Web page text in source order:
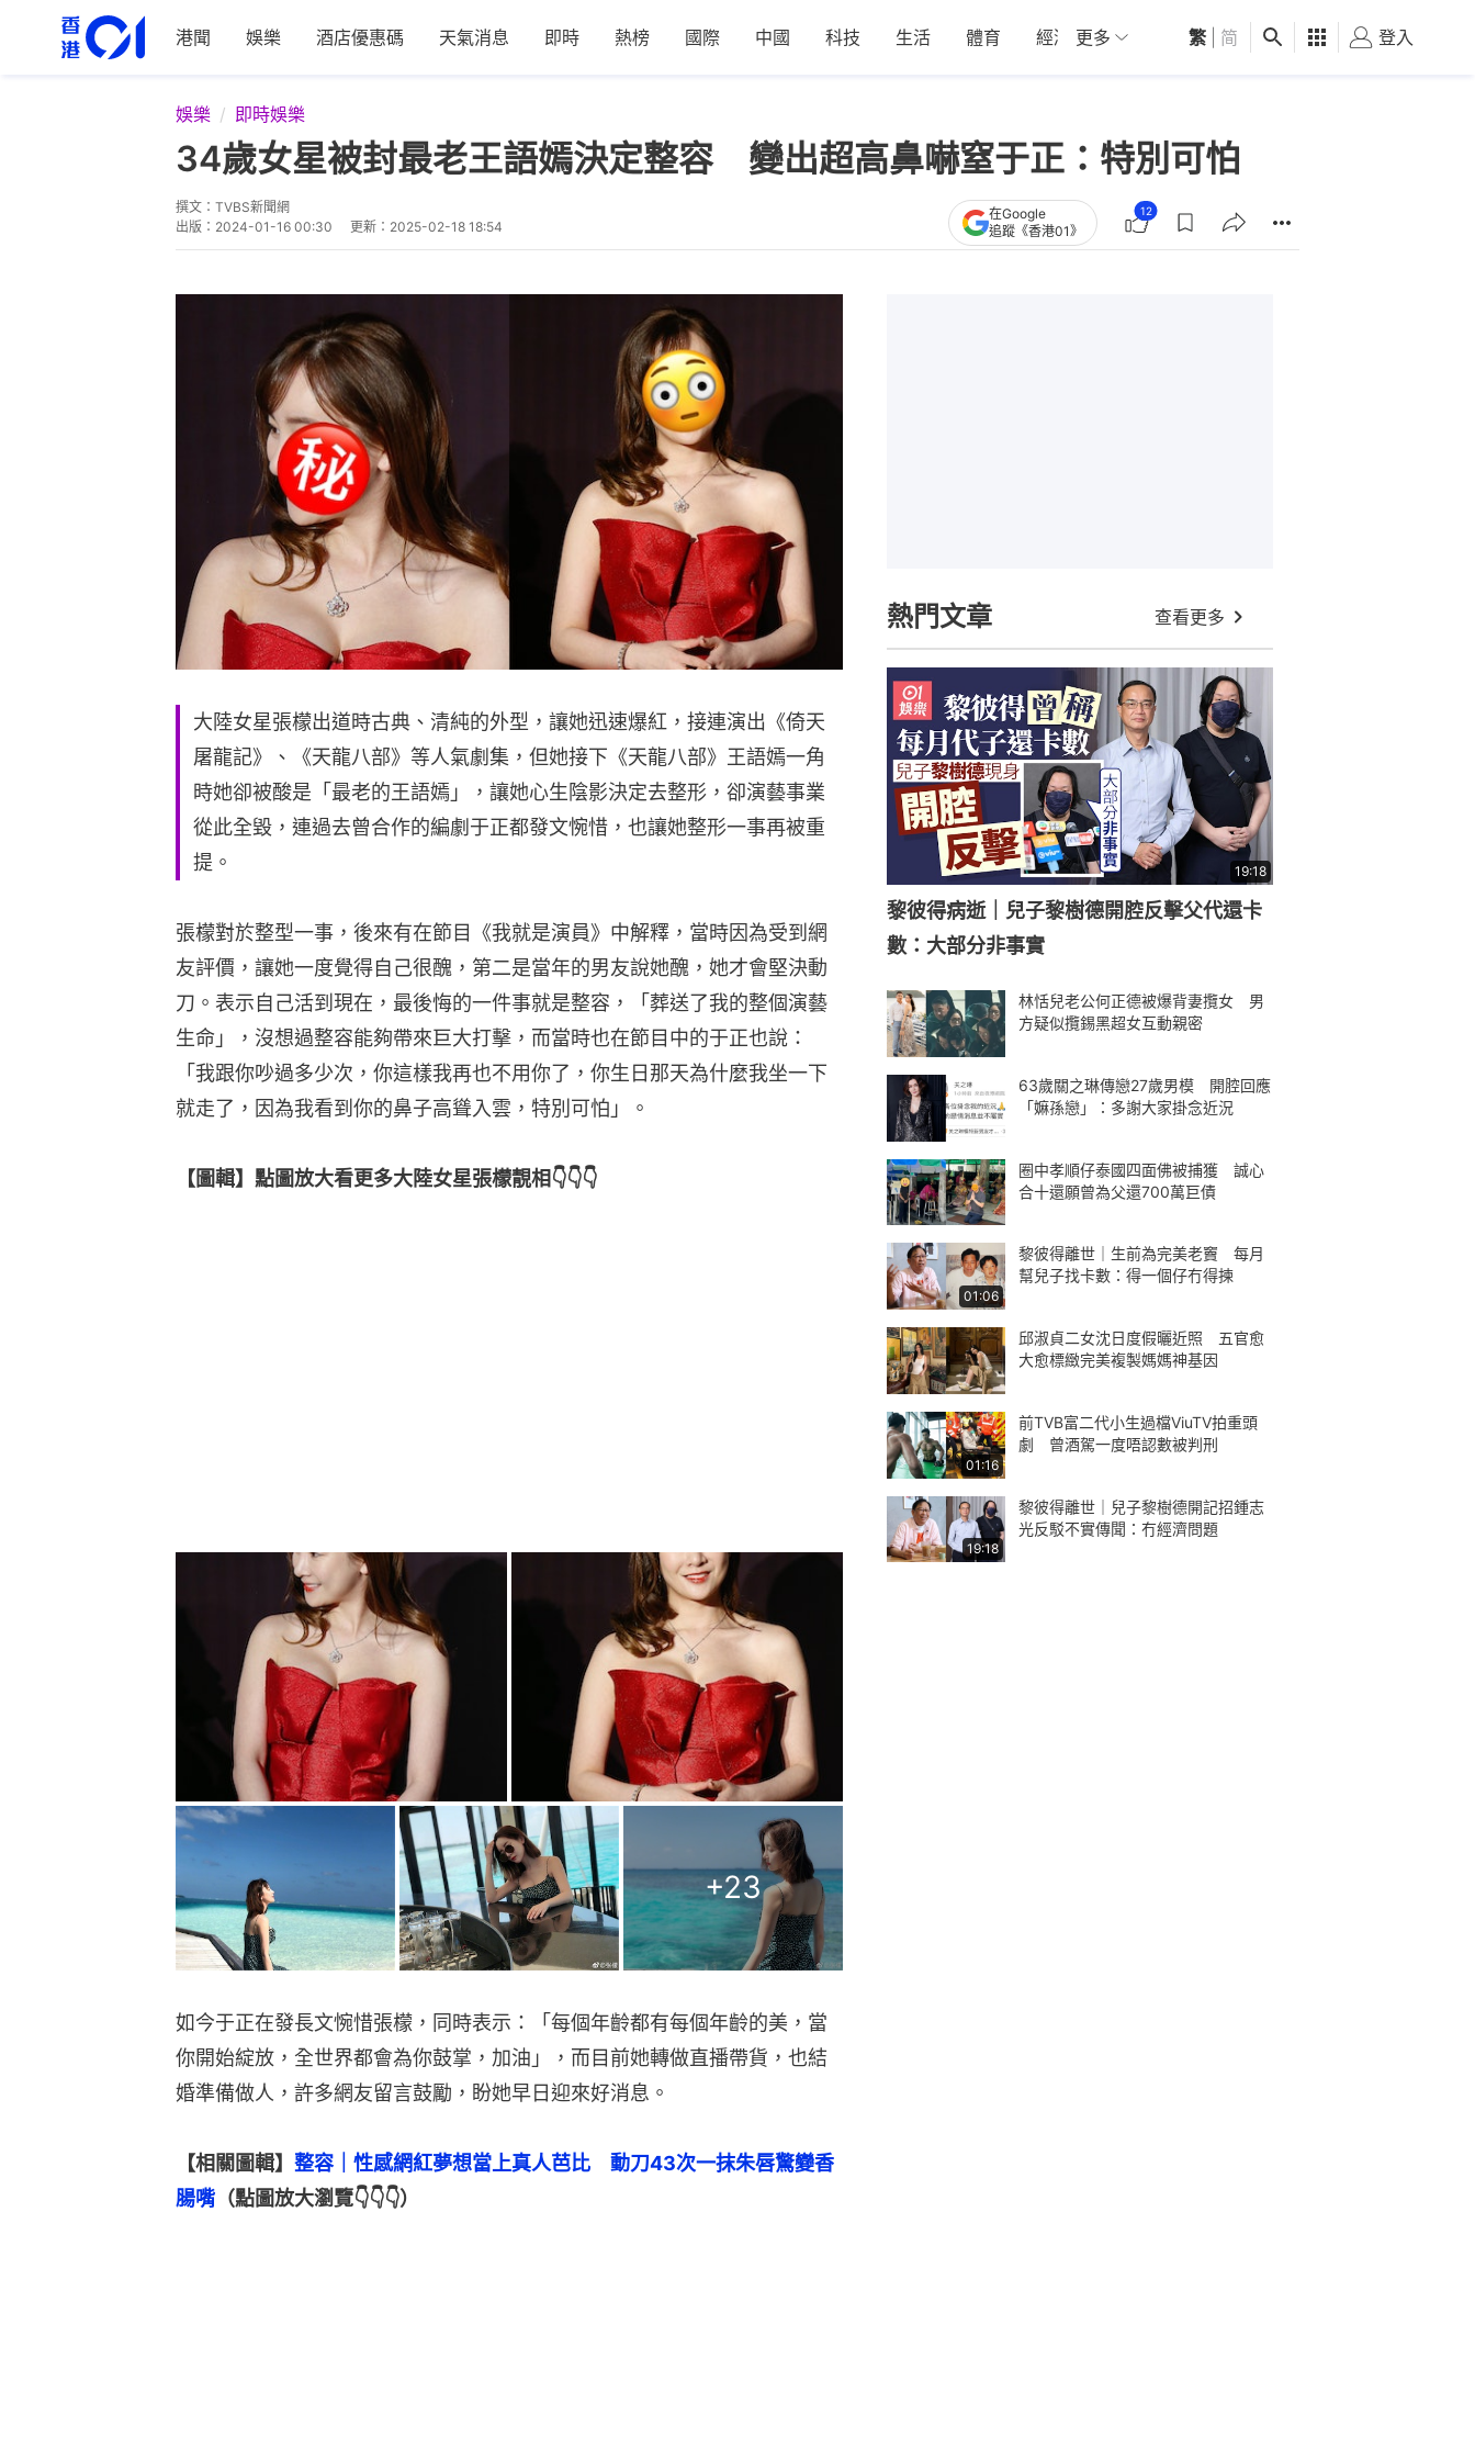
港聞 娛樂 酒店優惠碼 天氣消息 即時 熱榜 國際 中國 科技 生活 體育 經濟 01深圳 觀點 健康 好食玩飛
更多 繁 简 登入
娛樂 即時娛樂
34歲女星被封最老王語嫣決定整容 變出超高鼻嚇窒于正：特別可怕
撰文： TVBS新聞網
出版： 2024-01-16 00:30 更新： 2025-02-18 18:54
在Google
追蹤《香港01》
12
大陸女星張檬出道時古典、清純的外型，讓她迅速爆紅，接連演出《倚天
屠龍記》、《天龍八部》等人氣劇集，但她接下《天龍八部》王語嫣一角
時她卻被酸是「最老的王語嫣」，讓她心生陰影決定去整形，卻演藝事業
從此全毀，連過去曾合作的編劇于正都發文惋惜，也讓她整形一事再被重
提。
張檬對於整型一事，後來有在節目《我就是演員》中解釋，當時因為受到網
友評價，讓她一度覺得自己很醜，第二是當年的男友說她醜，她才會堅決動
刀。表示自己活到現在，最後悔的一件事就是整容，「葬送了我的整個演藝
生命」，沒想過整容能夠帶來巨大打擊，而當時也在節目中的于正也說：
「我跟你吵過多少次，你這樣我再也不用你了，你生日那天為什麼我坐一下
就走了，因為我看到你的鼻子高聳入雲，特別可怕」。
【圖輯】點圖放大看更多大陸女星張檬靚相👇👇👇
+23
如今于正在發長文惋惜張檬，同時表示：「每個年齡都有每個年齡的美，當
你開始綻放，全世界都會為你鼓掌，加油」，而目前她轉做直播帶貨，也結
婚準備做人，許多網友留言鼓勵，盼她早日迎來好消息。
【相關圖輯】 整容｜性感網紅夢想當上真人芭比　動刀43次一抹朱唇驚變香
腸嘴 （點圖放大瀏覽👇👇👇）
熱門文章 查看更多
19:18
黎彼得病逝｜兒子黎樹德開腔反擊父代還卡
數：大部分非事實
林恬兒老公何正德被爆背妻攬女 男
方疑似攬錫黑超女互動親密
63歲關之琳傳戀27歲男模 開腔回應
「嫲孫戀」：多謝大家掛念近況
圈中孝順仔泰國四面佛被捕獲 誠心
合十還願曾為父還700萬巨債
01:06
黎彼得離世｜生前為完美老竇 每月
幫兒子找卡數：得一個仔冇得揀
邱淑貞二女沈日度假曬近照 五官愈
大愈標緻完美複製媽媽神基因
01:16
前TVB富二代小生過檔ViuTV拍重頭
劇 曾酒駕一度唔認數被判刑
19:18
黎彼得離世｜兒子黎樹德開記招鍾志
光反駁不實傳聞：冇經濟問題